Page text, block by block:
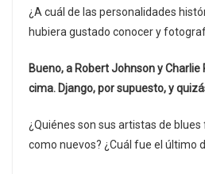
¿A cuál de las personalidades
hubiera gustado conocer y
Bueno, a Robert Johnson y
cima. Django, por supuesto, y
¿Quiénes son sus artistas de
como nuevos? ¿Cuál fue el último